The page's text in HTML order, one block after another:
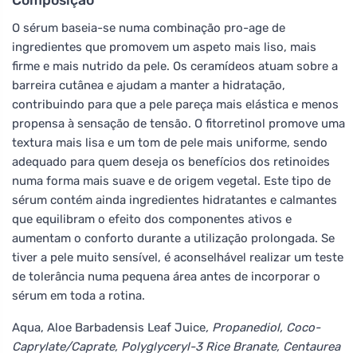
O sérum baseia-se numa combinação pro-age de
ingredientes que promovem um aspeto mais liso, mais
firme e mais nutrido da pele. Os ceramídeos atuam sobre a
barreira cutânea e ajudam a manter a hidratação,
contribuindo para que a pele pareça mais elástica e menos
propensa à sensação de tensão. O fitorretinol promove uma
textura mais lisa e um tom de pele mais uniforme, sendo
adequado para quem deseja os benefícios dos retinoides
numa forma mais suave e de origem vegetal. Este tipo de
sérum contém ainda ingredientes hidratantes e calmantes
que equilibram o efeito dos componentes ativos e
aumentam o conforto durante a utilização prolongada. Se
tiver a pele muito sensível, é aconselhável realizar um teste
de tolerância numa pequena área antes de incorporar o
sérum em toda a rotina.
Aqua, Aloe Barbadensis Leaf Juice, Propanediol, Coco-
Caprylate/Caprate, Polyglyceryl-3 Rice Branate, Centaurea